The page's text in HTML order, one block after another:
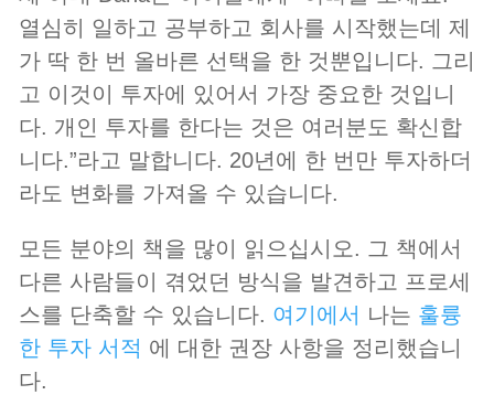
열심히 일하고 공부하고 회사를 시작했는데 제
가 딱 한 번 올바른 선택을 한 것뿐입니다. 그리
고 이것이 투자에 있어서 가장 중요한 것입니
다. 개인 투자를 한다는 것은 여러분도 확신합
니다.”라고 말합니다. 20년에 한 번만 투자하더
라도 변화를 가져올 수 있습니다.
모든 분야의 책을 많이 읽으십시오. 그 책에서
다른 사람들이 겪었던 방식을 발견하고 프로세
스를 단축할 수 있습니다. 여기에서 나는 훌륭
한 투자 서적 에 대한 권장 사항을 정리했습니
다.